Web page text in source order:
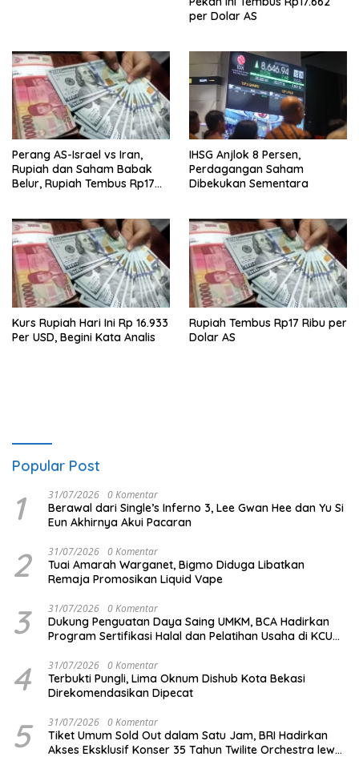
per Dolar AS
Perang AS-Israel vs Iran,
Rupiah dan Saham Babak
Belur, Rupiah Tembus Rp17
IHSG Anjlok 8 Persen,
Perdagangan Saham
Dibekukan Sementara
Kurs Rupiah Hari Ini Rp 16.933
Per USD, Begini Kata Analis
Rupiah Tembus Rp17 Ribu per
Dolar AS
Popular Post
1 31/07/2026 0 Komentar
Berawal dari Single’s Inferno 3, Lee Gwan Hee dan Yu Si
Eun Akhirnya Akui Pacaran
2 31/07/2026 0 Komentar
Tuai Amarah Warganet, Bigmo Diduga Libatkan
Remaja Promosikan Liquid Vape
3 31/07/2026 0 Komentar
Dukung Penguatan Daya Saing UMKM, BCA Hadirkan
Program Sertifikasi Halal dan Pelatihan Usaha di KCU
4 31/07/2026 0 Komentar
Terbukti Pungli, Lima Oknum Dishub Kota Bekasi
Direkomendasikan Dipecat
5 31/07/2026 0 Komentar
Tiket Umum Sold Out dalam Satu Jam, BRI Hadirkan
Akses Eksklusif Konser 35 Tahun Twilite Orchestra lewat